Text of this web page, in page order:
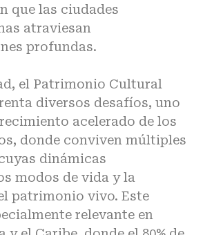
que las ciudades
atraviesan
profundas.
el Patrimonio Cultural
diversos desafíos, uno
acelerado de los
donde conviven múltiples
dinámicas
modos de vida y la
patrimonio vivo. Este
relevante en